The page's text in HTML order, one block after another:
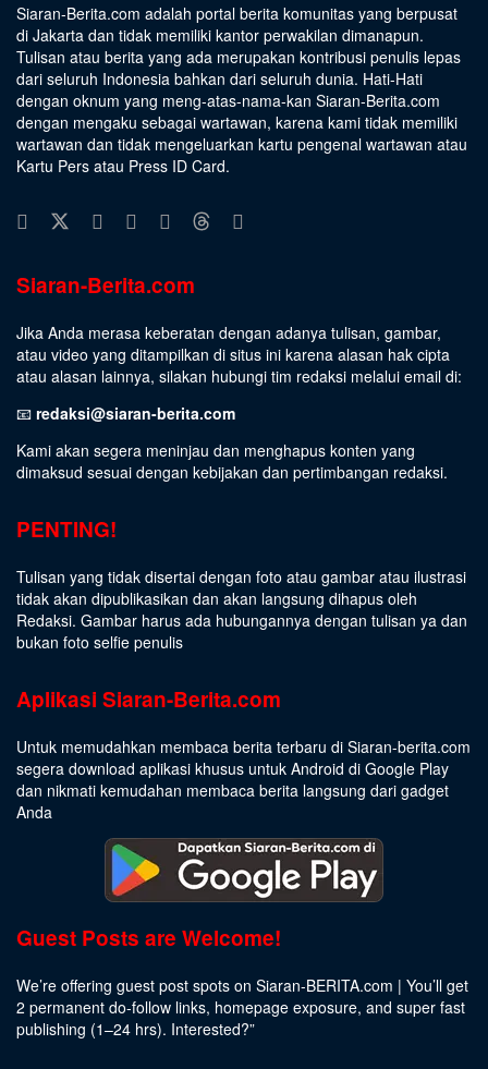
Siaran-Berita.com adalah portal berita komunitas yang berpusat
di Jakarta dan tidak memiliki kantor perwakilan dimanapun.
Tulisan atau berita yang ada merupakan kontribusi penulis lepas
dari seluruh Indonesia bahkan dari seluruh dunia. Hati-Hati
dengan oknum yang meng-atas-nama-kan Siaran-Berita.com
dengan mengaku sebagai wartawan, karena kami tidak memiliki
wartawan dan tidak mengeluarkan kartu pengenal wartawan atau
Kartu Pers atau Press ID Card.
Siaran-Berita.com
Jika Anda merasa keberatan dengan adanya tulisan, gambar,
atau video yang ditampilkan di situs ini karena alasan hak cipta
atau alasan lainnya, silakan hubungi tim redaksi melalui email di:
📧 redaksi@siaran-berita.com
Kami akan segera meninjau dan menghapus konten yang
dimaksud sesuai dengan kebijakan dan pertimbangan redaksi.
PENTING!
Tulisan yang tidak disertai dengan foto atau gambar atau ilustrasi
tidak akan dipublikasikan dan akan langsung dihapus oleh
Redaksi. Gambar harus ada hubungannya dengan tulisan ya dan
bukan foto selfie penulis
Aplikasi Siaran-Berita.com
Untuk memudahkan membaca berita terbaru di Siaran-berita.com
segera download aplikasi khusus untuk Android di Google Play
dan nikmati kemudahan membaca berita langsung dari gadget
Anda
Guest Posts are Welcome!
We’re offering guest post spots on Siaran-BERITA.com | You’ll get
2 permanent do-follow links, homepage exposure, and super fast
publishing (1–24 hrs). Interested?”